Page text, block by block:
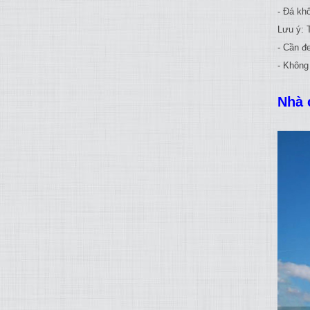
- Đá
Lưu ý:
- Cần
-
Nhà